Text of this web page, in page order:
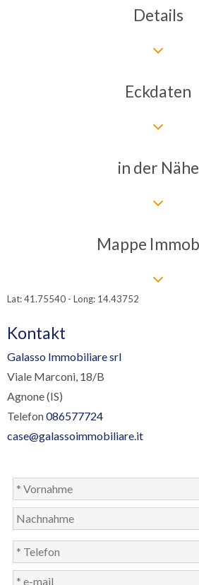
Details
Eckdaten
in der Nähe
Mappe
Lat: 41.75540 - Long: 14.43752
Kontakt
Galasso Immobiliare srl
Viale Marconi, 18/B
Agnone (IS)
Telefon086577724
case@galassoimmobiliare.it